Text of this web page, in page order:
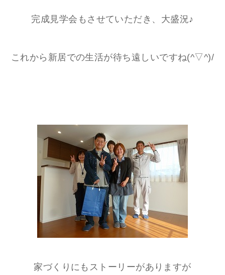
完成見学会もさせていただき、大盛況♪
これから新居での生活が待ち遠しいですね(^▽^)/
家づくりにもストーリーがありますが